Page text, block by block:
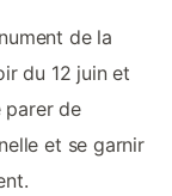
de la
du 12 juin et
parer de
et se garnir